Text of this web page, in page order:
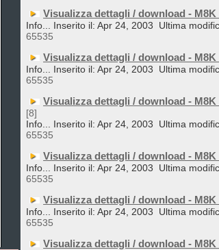
Visualizza dettagli / download -
Info... Inserito il: Apr 24, 2003
Ultima
65535
Visualizza dettagli / download -
Info... Inserito il: Apr 24, 2003
Ultima
65535
Visualizza dettagli / download -
[8]
Info... Inserito il: Apr 24, 2003
Ultima
65535
Visualizza dettagli / download -
Info... Inserito il: Apr 24, 2003
Ultima
65535
Visualizza dettagli / download -
Info... Inserito il: Apr 24, 2003
Ultima
65535
Visualizza dettagli / download -